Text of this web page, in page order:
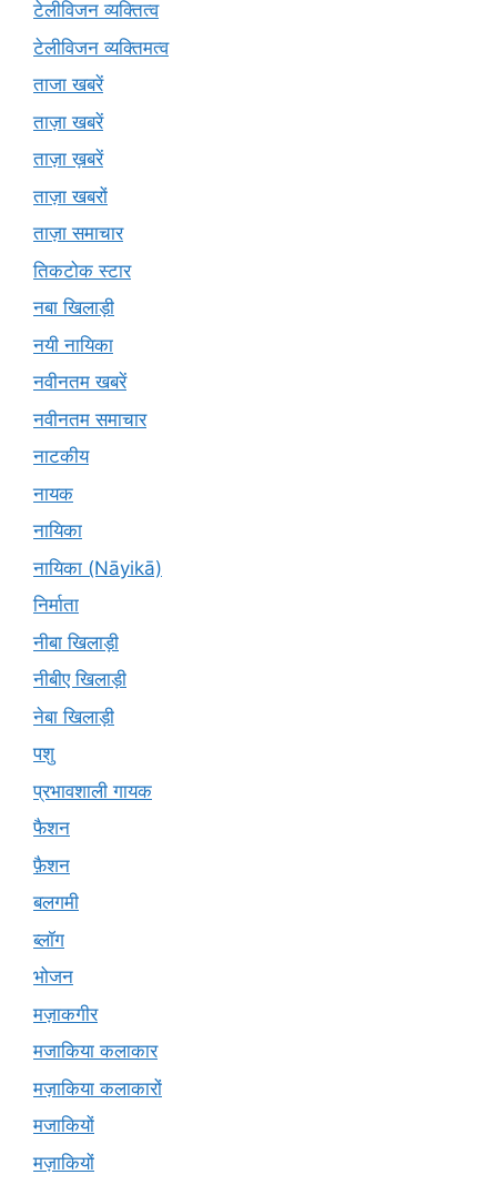
टेलीविजन व्यक्तित्व
टेलीविजन व्यक्तिमत्व
ताजा खबरें
ताज़ा खबरें
ताज़ा ख़बरें
ताज़ा खबरों
ताज़ा समाचार
तिकटोक स्टार
नबा खिलाड़ी
नयी नायिका
नवीनतम खबरें
नवीनतम समाचार
नाटकीय
नायक
नायिका
नायिका (Nāyikā)
निर्माता
नीबा खिलाड़ी
नीबीए खिलाड़ी
नेबा खिलाड़ी
पशु
प्रभावशाली गायक
फैशन
फ़ैशन
बलगमी
ब्लॉग
भोजन
मज़ाकगीर
मजाकिया कलाकार
मज़ाकिया कलाकारों
मजाकियों
मज़ाकियों